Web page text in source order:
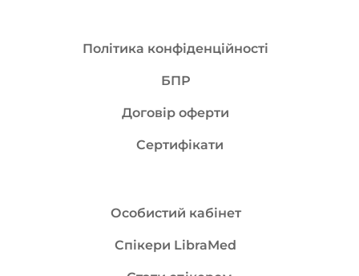
Політика конфіденційності
БПР
Договір оферти
Сертифікати
Особистий кабінет
Спікери LibraMed